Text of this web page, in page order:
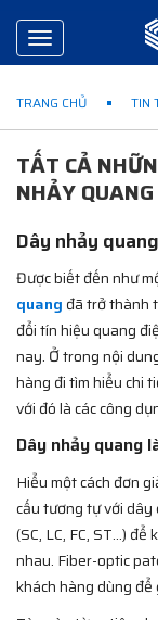
Toggle
navigation
TRANG CHỦ TIN
TẤT CẢ
NHẢY QUANG
Dây nhảy
Được biết đến như
quang đã trở thành
đổi tín hiệu quang
nay. Ở trong nội
hàng đi tìm hiểu chi
với đó là các công
Dây nhảy quang
Hiểu một cách đơn
cấu tương tự với dây
(SC, LC, FC, ST…)
nhau. Fiber-optic
khách hàng dùng